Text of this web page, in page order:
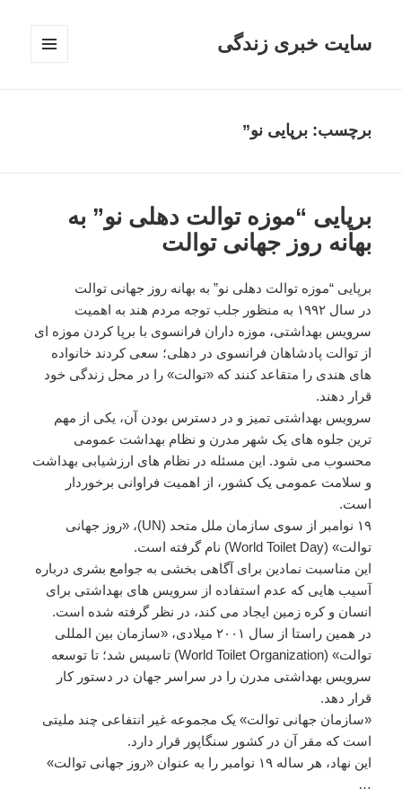
سایت خبری زندگی
برچسب: برپایی نو”
برپایی “موزه توالت دهلی نو” به
بهانه روز جهانی توالت
برپایی “موزه توالت دهلی نو” به بهانه روز جهانی توالت
در سال ۱۹۹۲ به منظور جلب توجه مردم هند به اهمیت
سرویس بهداشتی، موزه داران فرانسوی با برپا کردن موزه ای
از توالت پادشاهان فرانسوی در دهلی؛ سعی کردند خانواده
های هندی را متقاعد کنند که «توالت» را در محل زندگی خود
قرار دهند.
سرویس بهداشتی تمیز و در دسترس بودن آن، یکی از مهم
ترین جلوه های یک شهر مدرن و نظام بهداشت عمومی
محسوب می شود. این مسئله در نظام های ارزشیابی بهداشت
و سلامت عمومی یک کشور، از اهمیت فراوانی برخوردار
است.
۱۹ نوامبر از سوی سازمان ملل متحد (UN)، «روز جهانی
توالت» (World Toilet Day) نام گرفته است.
این مناسبت نمادین برای آگاهی بخشی به جوامع بشری درباره
آسیب هایی که عدم استفاده از سرویس های بهداشتی برای
انسان و کره زمین ایجاد می کند، در نظر گرفته شده است.
در همین راستا از سال ۲۰۰۱ میلادی، «سازمان بین المللی
توالت» (World Toilet Organization) تاسیس شد؛ تا توسعه
سرویس بهداشتی مدرن را در سراسر جهان در دستور کار
قرار دهد.
«سازمان جهانی توالت» یک مجموعه غیر انتفاعی چند ملیتی
است که مقر آن در کشور سنگاپور قرار دارد.
این نهاد، هر ساله ۱۹ نوامبر را به عنوان «روز جهانی توالت»
…